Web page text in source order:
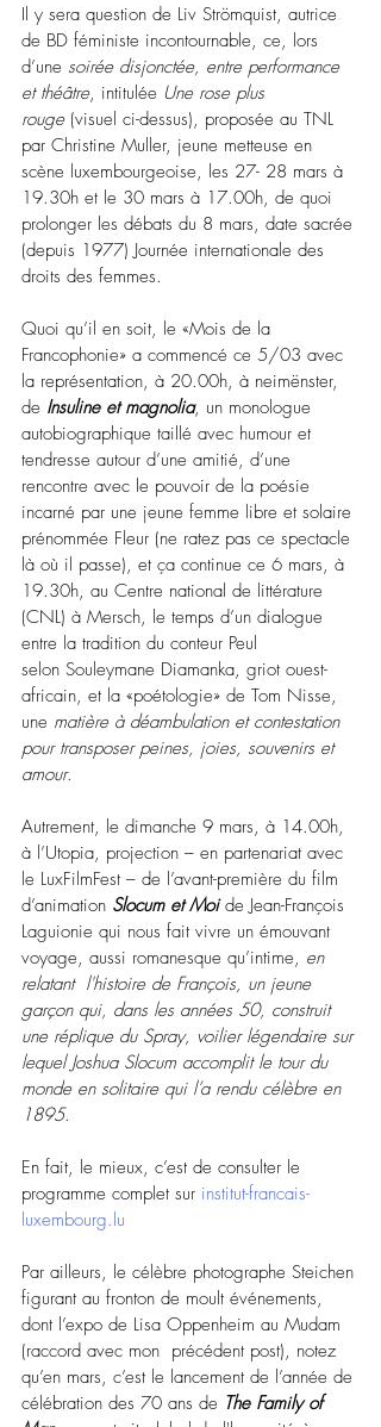
Il y sera question de Liv Strömquist, autrice
de BD féministe incontournable, ce, lors
d’une soirée disjonctée, entre performance
et théâtre, intitulée Une rose plus
rouge (visuel ci-dessus), proposée au TNL
par Christine Muller, jeune metteuse en
scène luxembourgeoise, les 27- 28 mars à
19.30h et le 30 mars à 17.00h, de quoi
prolonger les débats du 8 mars, date sacrée
(depuis 1977) Journée internationale des
droits des femmes.
Quoi qu’il en soit, le «Mois de la
Francophonie» a commencé ce 5/03 avec
la représentation, à 20.00h, à neimënster,
de Insuline et magnolia, un monologue
autobiographique taillé avec humour et
tendresse autour d’une amitié, d’une
rencontre avec le pouvoir de la poésie
incarné par une jeune femme libre et solaire
prénommée Fleur (ne ratez pas ce spectacle
là où il passe), et ça continue ce 6 mars, à
19.30h, au Centre national de littérature
(CNL) à Mersch, le temps d’un dialogue
entre la tradition du conteur Peul
selon Souleymane Diamanka, griot ouest-
africain, et la «poétologie» de Tom Nisse,
une matière à déambulation et contestation
pour transposer peines, joies, souvenirs et
amour.
Autrement, le dimanche 9 mars, à 14.00h,
à l’Utopia, projection – en partenariat avec
le LuxFilmFest – de l’avant-première du film
d’animation Slocum et Moi de Jean-François
Laguionie qui nous fait vivre un émouvant
voyage, aussi romanesque qu’intime, en
relatant  l'histoire de François, un jeune
garçon qui, dans les années 50, construit
une réplique du Spray, voilier légendaire sur
lequel Joshua Slocum accomplit le tour du
monde en solitaire qui l’a rendu célèbre en
1895.
En fait, le mieux, c’est de consulter le
programme complet sur institut-francais-
luxembourg.lu
Par ailleurs, le célèbre photographe Steichen
figurant au fronton de moult événements,
dont l’expo de Lisa Oppenheim au Mudam
(raccord avec mon  précédent post), notez
qu’en mars, c’est le lancement de l’année de
célébration des 70 ans de The Family of